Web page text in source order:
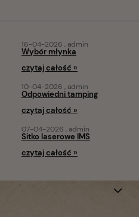
Wybór młynka
16-04-2026 , admin
czytaj całość »
Odpowiedni tamping
10-04-2026 , admin
czytaj całość »
Sitko laserowe IMS
07-04-2026 , admin
czytaj całość »